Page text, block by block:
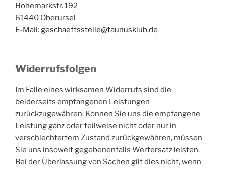
Hohemarkstr. 192
61440 Oberursel
E-Mail: geschaeftsstelle@taunusklub.de
Widerrufsfolgen
Im Falle eines wirksamen Widerrufs sind die
beiderseits empfangenen Leistungen
zurückzugewähren. Können Sie uns die empfangene
Leistung ganz oder teilweise nicht oder nur in
verschlechtertem Zustand zurückgewähren, müssen
Sie uns insoweit gegebenenfalls Wertersatz leisten.
Bei der Überlassung von Sachen gilt dies nicht, wenn